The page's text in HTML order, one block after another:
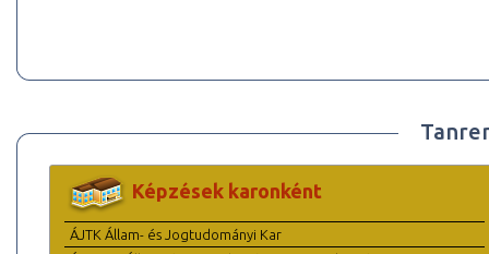
Képzések karonként
ÁJTK Állam- és Jogtudományi Kar